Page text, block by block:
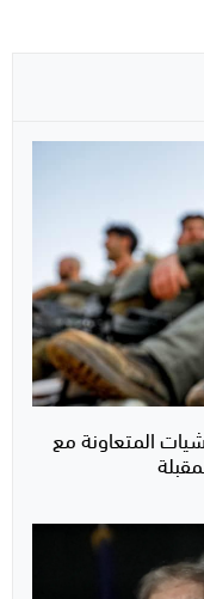
المتعاونة مع